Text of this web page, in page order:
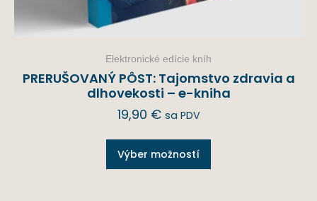
Elektronické edície kníh
PRERUŠOVANÝ PÔST: Tajomstvo zdravia a
dlhovekosti – e-kniha
19,90 € sa PDV
Výber možností